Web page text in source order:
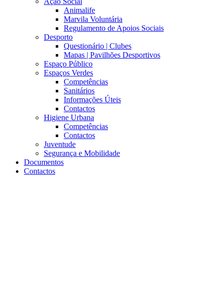
Animalife
Marvila Voluntária
Regulamento de Apoios Sociais
Desporto
Questionário | Clubes
Mapas | Pavilhões Desportivos
Espaço Público
Espaços Verdes
Competências
Sanitários
Informações Úteis
Contactos
Higiene Urbana
Competências
Contactos
Juventude
Segurança e Mobilidade
Documentos
Contactos